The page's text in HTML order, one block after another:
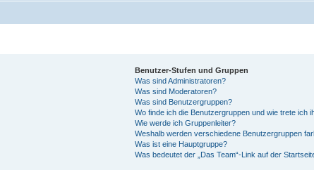
Benutzer-Stufen und Gruppen
Was sind Administratoren?
Was sind Moderatoren?
Was sind Benutzergruppen?
Wo finde ich die Benutzergruppen und wie trete ich
Wie werde ich Gruppenleiter?
Weshalb werden verschiedene Benutzergruppen
Was ist eine Hauptgruppe?
Was bedeutet der „Das Team“-Link auf der